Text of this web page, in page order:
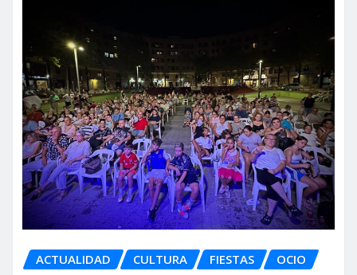
ACTUALIDAD CULTURA FIESTAS OCIO